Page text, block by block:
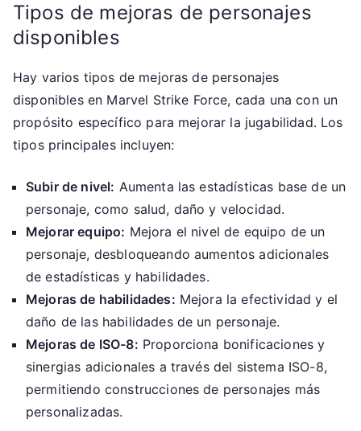
Tipos de mejoras de personajes
disponibles
Hay varios tipos de mejoras de personajes
disponibles en Marvel Strike Force, cada una con un
propósito específico para mejorar la jugabilidad. Los
tipos principales incluyen:
Subir de nivel: Aumenta las estadísticas base de un
personaje, como salud, daño y velocidad.
Mejorar equipo: Mejora el nivel de equipo de un
personaje, desbloqueando aumentos adicionales
de estadísticas y habilidades.
Mejoras de habilidades: Mejora la efectividad y el
daño de las habilidades de un personaje.
Mejoras de ISO-8: Proporciona bonificaciones y
sinergias adicionales a través del sistema ISO-8,
permitiendo construcciones de personajes más
personalizadas.